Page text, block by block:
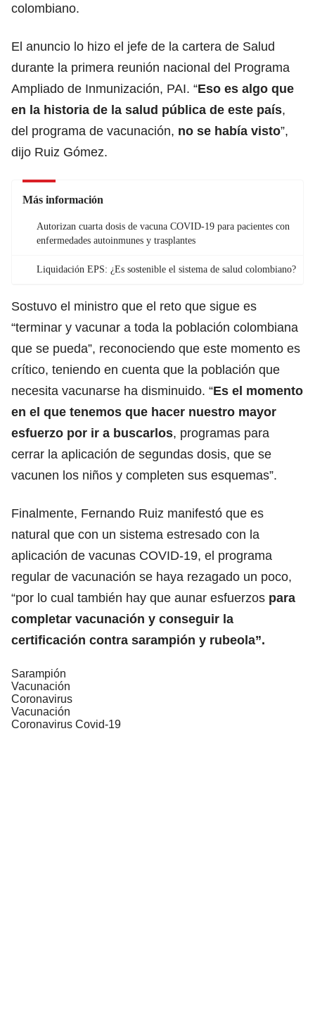
colombiano.
El anuncio lo hizo el jefe de la cartera de Salud
durante la primera reunión nacional del Programa
Ampliado de Inmunización, PAI. “Eso es algo que
en la historia de la salud pública de este país,
del programa de vacunación, no se había visto”,
dijo Ruiz Gómez.
Más información
Autorizan cuarta dosis de vacuna COVID-19 para pacientes con
enfermedades autoinmunes y trasplantes
Liquidación EPS: ¿Es sostenible el sistema de salud colombiano?
Sostuvo el ministro que el reto que sigue es
“terminar y vacunar a toda la población colombiana
que se pueda”, reconociendo que este momento es
crítico, teniendo en cuenta que la población que
necesita vacunarse ha disminuido. “Es el momento
en el que tenemos que hacer nuestro mayor
esfuerzo por ir a buscarlos, programas para
cerrar la aplicación de segundas dosis, que se
vacunen los niños y completen sus esquemas”.
Finalmente, Fernando Ruiz manifestó que es
natural que con un sistema estresado con la
aplicación de vacunas COVID-19, el programa
regular de vacunación se haya rezagado un poco,
“por lo cual también hay que aunar esfuerzos para
completar vacunación y conseguir la
certificación contra sarampión y rubeola”.
Sarampión
Vacunación
Coronavirus
Vacunación
Coronavirus Covid-19